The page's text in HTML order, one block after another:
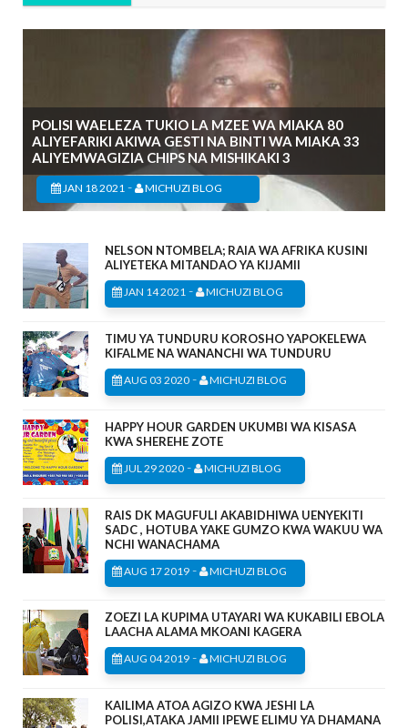
POLISI WAELEZA TUKIO LA MZEE WA MIAKA 80
ALIYEFARIKI AKIWA GESTI NA BINTI WA MIAKA 33
ALIYEMWAGIZIA CHIPS NA MISHIKAKI 3
JAN 18 2021 - MICHUZI BLOG
NELSON NTOMBELA; RAIA WA AFRIKA KUSINI
ALIYETEKA MITANDAO YA KIJAMII
JAN 14 2021 - MICHUZI BLOG
TIMU YA TUNDURU KOROSHO YAPOKELEWA
KIFALME NA WANANCHI WA TUNDURU
AUG 03 2020 - MICHUZI BLOG
HAPPY HOUR GARDEN UKUMBI WA KISASA
KWA SHEREHE ZOTE
JUL 29 2020 - MICHUZI BLOG
RAIS DK MAGUFULI AKABIDHIWA UENYEKITI
SADC , HOTUBA YAKE GUMZO KWA WAKUU WA
NCHI WANACHAMA
AUG 17 2019 - MICHUZI BLOG
ZOEZI LA KUPIMA UTAYARI WA KUKABILI EBOLA
LAACHA ALAMA MKOANI KAGERA
AUG 04 2019 - MICHUZI BLOG
KAILIMA ATOA AGIZO KWA JESHI LA
POLISI,ATAKA JAMII IPEWE ELIMU YA DHAMANA